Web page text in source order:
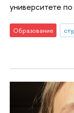
университете
Образование